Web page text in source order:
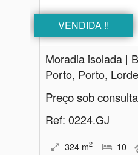
VENDIDA !!
Moradia isolada |
Preço sob consulta
Ref: 0224.GJ
324 m2 10